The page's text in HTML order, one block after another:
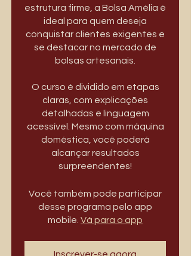
estrutura firme, a Bolsa Amélia é
ideal para quem deseja
conquistar clientes exigentes e
se destacar no mercado de
bolsas artesanais.
O curso é dividido em etapas
claras, com explicações
detalhadas e linguagem
acessível. Mesmo com máquina
doméstica, você poderá
alcançar resultados
surpreendentes!
Você também pode participar
desse programa pelo app
mobile. Vá para o app
Inscrever-se agora